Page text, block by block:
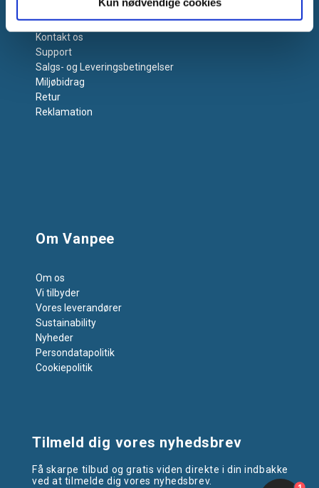
Kontakt os
Support
Salgs- og Leveringsbetingelser
Miljøbidrag
Retur
Reklamation
Om Vanpee
Om os
Vi tilbyder
Vores leverandører
Sustainability
Nyheder
Persondatapolitik
Cookiepolitik
Tilmeld dig vores nyhedsbrev
Få skarpe tilbud og gratis viden direkte i din indbakke
ved at tilmelde dig vores nyhedsbrev.